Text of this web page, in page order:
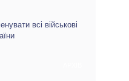
всі військові